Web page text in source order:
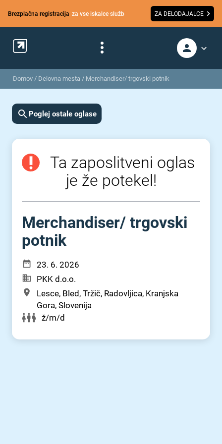
Brezplačna registracija za vse iskalce služb ZA DELODAJALCE
Domov / Delovna mesta / Merchandiser/ trgovski potnik
Poglej ostale oglase
Ta zaposlitveni oglas
je že potekel!
Merchandiser⁠/⁠ trgovski
potnik
23. 6. 2026
PKK d.o.o.
Lesce, Bled, Tržič, Radovljica, Kranjska
Gora, Slovenija
ž/m/d